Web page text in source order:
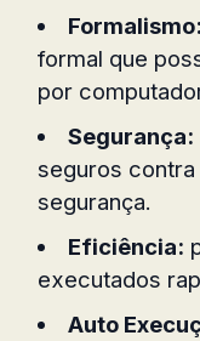
Formalismo:
formal que
por
Segurança:
seguros
segurança.
Eficiência:
executados
Auto